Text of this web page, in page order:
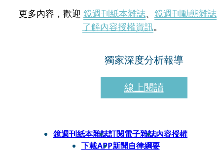
更多內容，歡迎 鏡週刊紙本雜誌、 鏡週刊動態雜誌
了解內容授權資訊。
獨家深度分析報導
線上閱讀
鏡週刊紙本雜誌訂閱電子雜誌內容授權
下載APP新聞自律綱要